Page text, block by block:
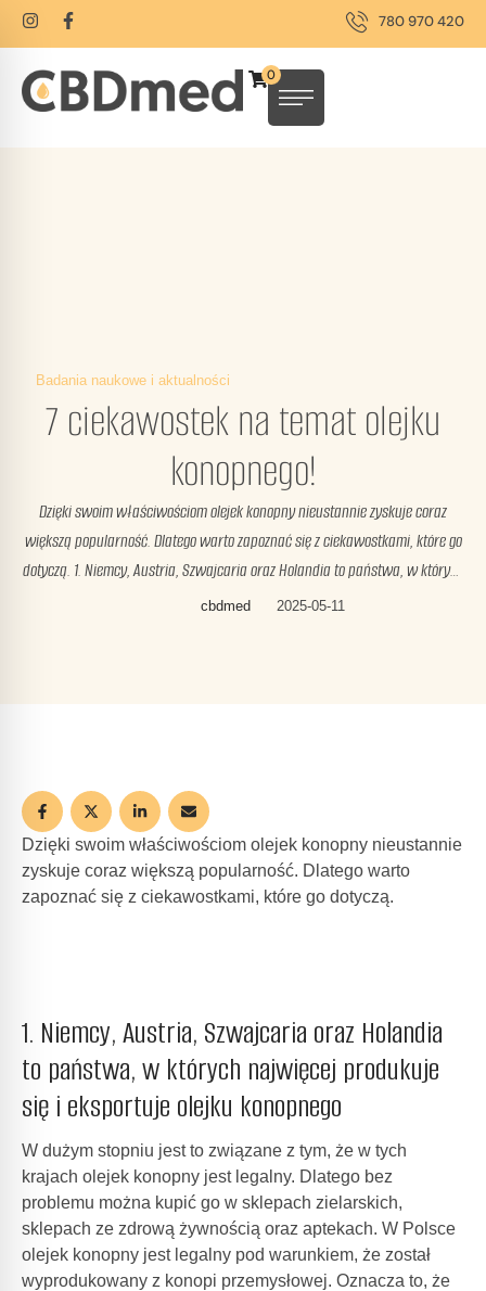
780 970 420
0
Badania naukowe i aktualności
7 ciekawostek na temat olejku
konopnego!
Dzięki swoim właściwościom olejek konopny nieustannie zyskuje coraz
większą popularność. Dlatego warto zapoznać się z ciekawostkami, które go
dotyczą. 1. Niemcy, Austria, Szwajcaria oraz Holandia to państwa, w których
najwięcej produkuje się i eksportuje olejku konopnego W dużym stopniu jest
cbdmed 2025-05-11
Dzięki swoim właściwościom olejek konopny nieustannie
zyskuje coraz większą popularność. Dlatego warto
zapoznać się z ciekawostkami, które go dotyczą.
1. Niemcy, Austria, Szwajcaria oraz Holandia
to państwa, w których najwięcej produkuje
się i eksportuje olejku konopnego
W dużym stopniu jest to związane z tym, że w tych
krajach olejek konopny jest legalny. Dlatego bez
problemu można kupić go w sklepach zielarskich,
sklepach ze zdrową żywnością oraz aptekach. W Polsce
olejek konopny jest legalny pod warunkiem, że został
wyprodukowany z konopi przemysłowej. Oznacza to, że